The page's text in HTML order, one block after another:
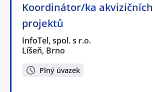
Koordinátor/ka akvizičních
projektů
InfoTel, spol. s r.o.
Líšeň, Brno
Plný úvazek